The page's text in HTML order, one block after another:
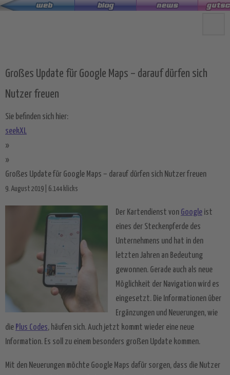
Zum
Großes Update für Google Maps – darauf dürfen sich
Nutzer freuen
Sie befinden sich hier:
seekXL
»
»
Großes Update für Google Maps – darauf dürfen sich Nutzer freuen
9. August 2019 | 6.144 klicks
Der Kartendienst von Google ist
eines der Steckenpferde des
Unternehmens und hat in den
letzten Jahren an Bedeutung
gewonnen. Gerade auch als neue
Möglichkeit der Navigation wird es
eingesetzt. Die Informationen über
Ergänzungen und Neuerungen, wie
die Plus Codes, häufen sich. Auch jetzt kommt wieder eine neue
Information. Es soll zu einem besonders großen Update kommen.
Mit den Neuerungen möchte Google Maps dafür sorgen, dass die Nutzer